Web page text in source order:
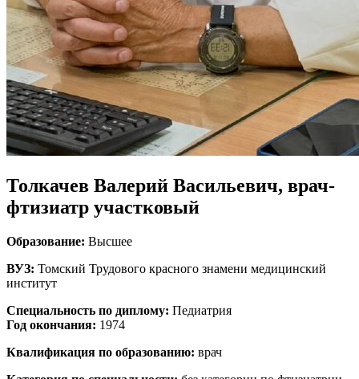
Толкачев Валерий Васильевич, врач-
фтизиатр участковый
Образование: Высшее
ВУЗ: Томский Трудового красного знамени медицинский
институт
Специальность по диплому: Педиатрия
Год окончания: 1974
Квалификация по образованию: врач